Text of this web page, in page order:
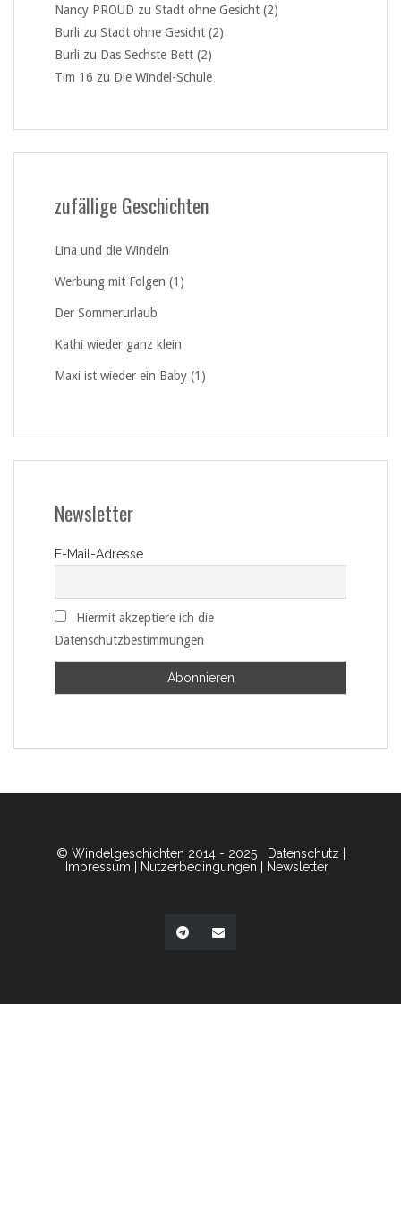
Nancy PROUD zu Stadt ohne Gesicht (2)
Burli zu Stadt ohne Gesicht (2)
Burli zu Das Sechste Bett (2)
Tim 16 zu Die Windel-Schule
zufällige Geschichten
Lina und die Windeln
Werbung mit Folgen (1)
Der Sommerurlaub
Kathi wieder ganz klein
Maxi ist wieder ein Baby (1)
Newsletter
E-Mail-Adresse
Hiermit akzeptiere ich die
Datenschutzbestimmungen
© Windelgeschichten 2014 - 2025 Datenschutz
Impressum
Nutzerbedingungen Newsletter